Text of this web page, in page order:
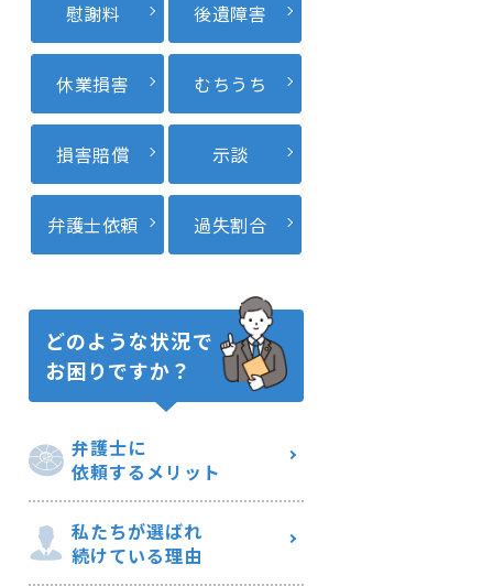
慰謝料 後遺障害
休業損害 むちうち
損害賠償 示談
弁護士依頼 過失割合
どのような状況で
お困りですか？
弁護士に
依頼するメリット
私たちが選ばれ
続けている理由